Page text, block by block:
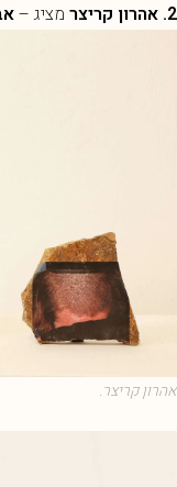
2. אהרון קריצר מציג –
אהרון קריצר.